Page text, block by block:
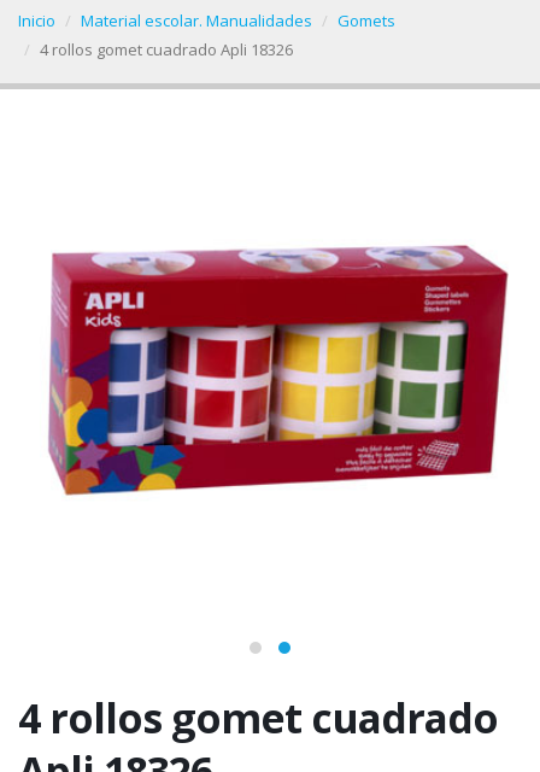
Inicio Material escolar. Manualidades
Gomets
4 rollos gomet cuadrado Apli 18326
4 rollos gomet cuadrado